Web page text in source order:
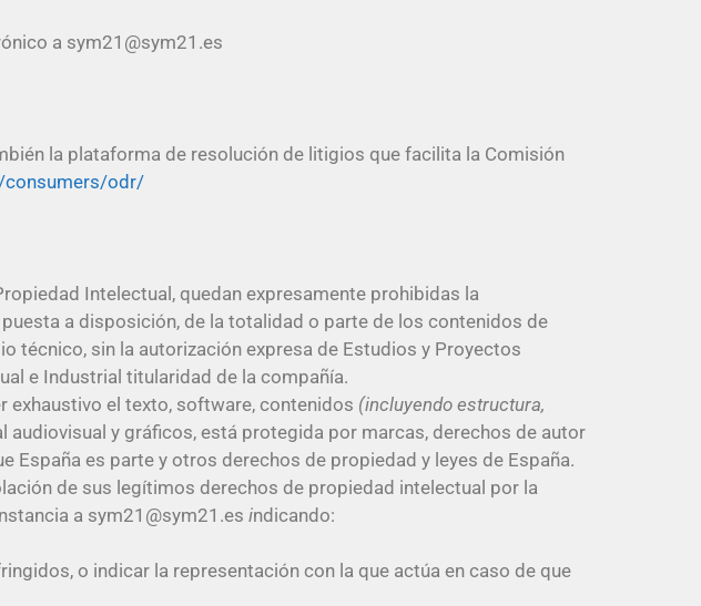
a sym21@sym21.es
la plataforma de resolución de litigios que facilita la Comisión
consumers/odr/
Intelectual, quedan expresamente prohibidas la
a disposición, de la totalidad o parte de los contenidos de
técnico, sin la autorización expresa de Estudios y Proyectos
e Industrial titularidad de la compañía.
exhaustivo el texto, software, contenidos (incluyendo estructura,
y gráficos, está protegida por marcas, derechos de autor
es parte y otros derechos de propiedad y leyes de España.
de sus legítimos derechos de propiedad intelectual por la
a sym21@sym21.es indicando:
o indicar la representación con la que actúa en caso de que